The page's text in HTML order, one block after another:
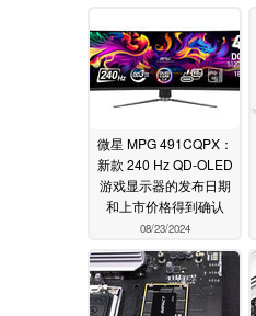
微星 MPG 491CQPX：
新款 240 Hz QD-OLED
游戏显示器的发布日期
和上市价格得到确认
08/23/2024